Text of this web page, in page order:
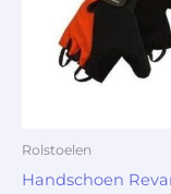
Rolstoelen
Handschoen